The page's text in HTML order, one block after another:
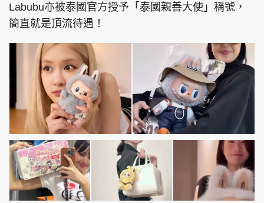
Labubu亦被泰國官方授予「泰國親善大使」稱號，
簡直就是頂流待遇！